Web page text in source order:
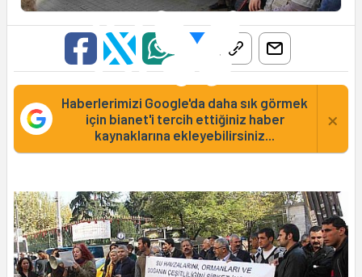
Haberlerimizi Google'da daha sık görmek
için bianet'i tercih ettiğiniz haber
kaynaklarına ekleyebilirsiniz...
×